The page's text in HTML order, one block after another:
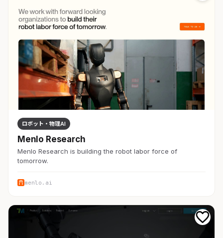
ロボット・物理AI
Menlo Research
Menlo Research is building the robot labor force of
tomorrow.
menlo.ai